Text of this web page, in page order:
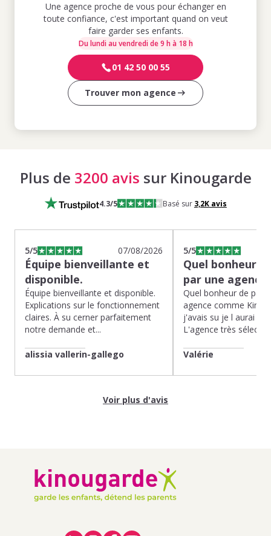
Une agence proche de vous pour échanger en
toute confiance, c'est important quand on veut
faire garder ses enfants.
Du lundi au vendredi de 9 h à 18 h
01 42 50 00 55
Trouver mon agence
Plus de 3200 avis sur Kinougarde
4.3/5 Basé sur 3,2Kavis
5/5 07/08/2026
Équipe bienveillante et
disponible.
Équipe bienveillante et disponible.
Explications sur le fonctionnement
claires. À su cerner parfaitement
notre demande et...
alissia vallerin-gallego
5/5
Quel bonheur
par une
Quel bonheur de
agence comme
j'avais su je l aurai
L'agence très
Valérie
Voir plus d'avis